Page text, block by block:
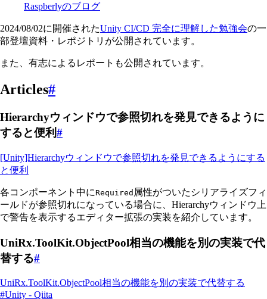
Raspberlyのブログ
2024/08/02に開催されたUnity CI/CD 完全に理解した勉強会の一
部登壇資料・レポジトリが公開されています。
また、有志によるレポートも公開されています。
Articles#
Hierarchyウィンドウで参照切れを発見できるように
すると便利#
[Unity]Hierarchyウィンドウで参照切れを発見できるようにする
と便利
各コンポーネント中にRequired 属性がついたシリアライズフィ
ールドが参照切れになっている場合に、Hierarchyウィンドウ上
で警告を表示するエディター拡張の実装を紹介しています。
UniRx.ToolKit.ObjectPool相当の機能を別の実装で代
替する#
UniRx.ToolKit.ObjectPool相当の機能を別の実装で代替する
#Unity - Qiita